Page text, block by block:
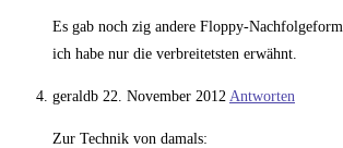
Es gab noch zig andere Floppy-
ich habe nur die verbreitetsten erwähnt.
geraldb 22. November 2012 Antworten
Zur Technik von damals: